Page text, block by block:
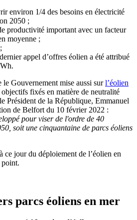
environ 1/4 des besoins en électricité
2050 ;
productivité important avec un facteur
moyenne ;
appel d’offres éolien a été attribué
le Gouvernement mise aussi surl’éolien
fixés en matière de neutralité
Président de la République, Emmanuel
de Belfort du 10 février 2022 :
pour viser de l'ordre de 40
soit une cinquantaine de parcs éoliens
ce jour du déploiement de l’éolien en
point.
parcs éoliens en mer